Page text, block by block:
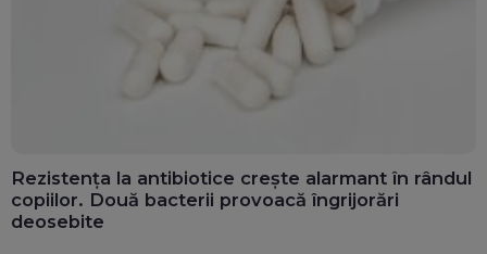
Rezistența la antibiotice crește alarmant în rândul
copiilor. Două bacterii provoacă îngrijorări
deosebite